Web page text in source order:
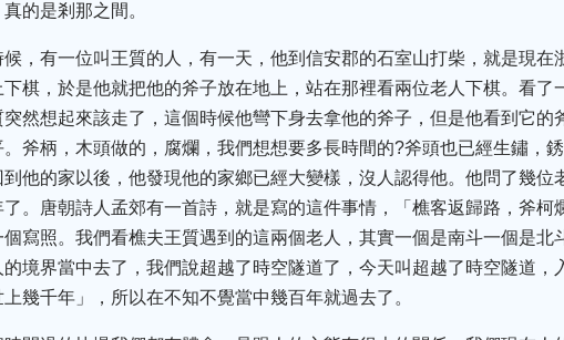
的是剎那之間。
候，有一位叫王質的人，有一天，他到信安郡的石室山打柴，就是現
棋，於是他就把他的斧子放在地上，站在那裡看兩位老人下棋。看了
突然想起來該走了，這個時候他彎下身去拿他的斧子，但是他看到它
斧柄，木頭做的，腐爛，我們想想要多長時間的?斧頭也已經生鏽，
他的家以後，他發現他的家鄉已經大變樣，沒人認得他。他問了幾
。唐朝詩人孟郊有一首詩，就是寫的這件事情，「樵客返歸路，斧柯
寫照。我們看樵夫王質遇到的這兩個老人，其實一個是南斗一個是北
境界當中去了，我們說超越了時空隧道了，今天叫超越了時空隧道，
幾千年」，所以在不知不覺當中幾百年就過去了。